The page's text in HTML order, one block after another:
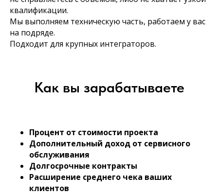
квалификации.
Мы выполняем техническую часть, работаем у вас
на подряде.
Подходит для крупных интеграторов.
Как вы зарабатываете
Процент от стоимости проекта
Дополнительный доход от сервисного
обслуживания
Долгосрочные контракты
Расширение среднего чека ваших
клиентов